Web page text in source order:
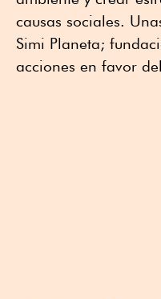
causas sociales.
Simi Planeta;
acciones en favor